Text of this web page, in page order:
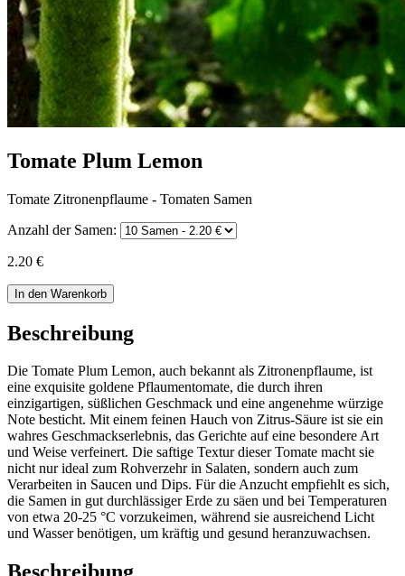
Tomate Plum Lemon
Tomate Zitronenpflaume - Tomaten Samen
Anzahl der Samen:
2.20 €
In den Warenkorb
Beschreibung
Die Tomate Plum Lemon, auch bekannt als Zitronenpflaume, ist
eine exquisite goldene Pflaumentomate, die durch ihren
einzigartigen, süßlichen Geschmack und eine angenehme würzige
Note besticht. Mit einem feinen Hauch von Zitrus-Säure ist sie ein
wahres Geschmackserlebnis, das Gerichte auf eine besondere Art
und Weise verfeinert. Die saftige Textur dieser Tomate macht sie
nicht nur ideal zum Rohverzehr in Salaten, sondern auch zum
Verarbeiten in Saucen und Dips. Für die Anzucht empfiehlt es sich,
die Samen in gut durchlässiger Erde zu säen und bei Temperaturen
von etwa 20-25 °C vorzukeimen, während sie ausreichend Licht
und Wasser benötigen, um kräftig und gesund heranzuwachsen.